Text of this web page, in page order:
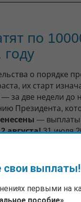
по
о порядке
их старт
— за две недели до
Президента,
— выплаты
августа!31 июля
Антон
все готово
свои выплаты!
первыми на
пособие»